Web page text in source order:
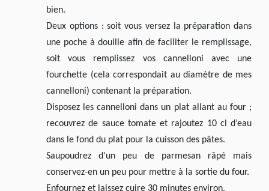
bien.
Deux options : soit vous versez la préparation dans
une poche à douille afin de faciliter le remplissage,
soit vous remplissez vos cannelloni avec une
fourchette (cela correspondait au diamètre de mes
cannelloni) contenant la préparation.
Disposez les cannelloni dans un plat allant au four ;
recouvrez de sauce tomate et rajoutez 10 cl d’eau
dans le fond du plat pour la cuisson des pâtes.
Saupoudrez d’un peu de parmesan râpé mais
conservez-en un peu pour mettre à la sortie du four.
Enfournez et laissez cuire 30 minutes environ.